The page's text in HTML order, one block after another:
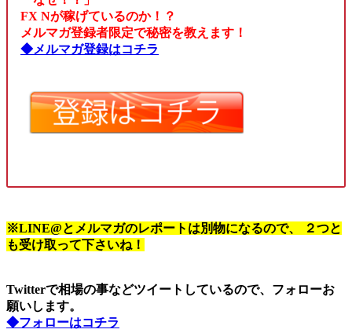
FX Nが稼げているのか！？
メルマガ登録者限定で秘密を教えます！
◆メルマガ登録はコチラ
※LINE@とメルマガのレポートは別物になるので、 ２つと
も受け取って下さいね！
Twitterで相場の事などツイートしているので、フォローお
願いします。
◆フォローはコチラ